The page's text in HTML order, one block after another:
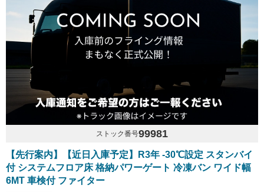
ストック番号99981
【先行案内】【近日入庫予定】R3年 -30℃設定 スタンバイ
付 システムフロア床 格納パワーゲート 冷凍バン ワイド幅
6MT 車検付 ファイター